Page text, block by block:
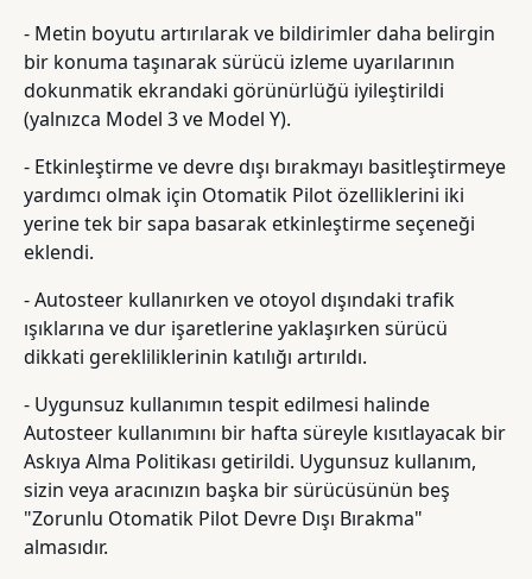
- Metin boyutu artırılarak ve bildirimler daha belirgin
bir konuma taşınarak sürücü izleme uyarılarının
dokunmatik ekrandaki görünürlüğü iyileştirildi
(yalnızca Model 3 ve Model Y).
- Etkinleştirme ve devre dışı bırakmayı basitleştirmeye
yardımcı olmak için Otomatik Pilot özelliklerini iki
yerine tek bir sapa basarak etkinleştirme seçeneği
eklendi.
- Autosteer kullanırken ve otoyol dışındaki trafik
ışıklarına ve dur işaretlerine yaklaşırken sürücü
dikkati gerekliliklerinin katılığı artırıldı.
- Uygunsuz kullanımın tespit edilmesi halinde
Autosteer kullanımını bir hafta süreyle kısıtlayacak bir
Askıya Alma Politikası getirildi. Uygunsuz kullanım,
sizin veya aracınızın başka bir sürücüsünün beş
"Zorunlu Otomatik Pilot Devre Dışı Bırakma"
almasıdır.